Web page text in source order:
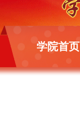
学院首页